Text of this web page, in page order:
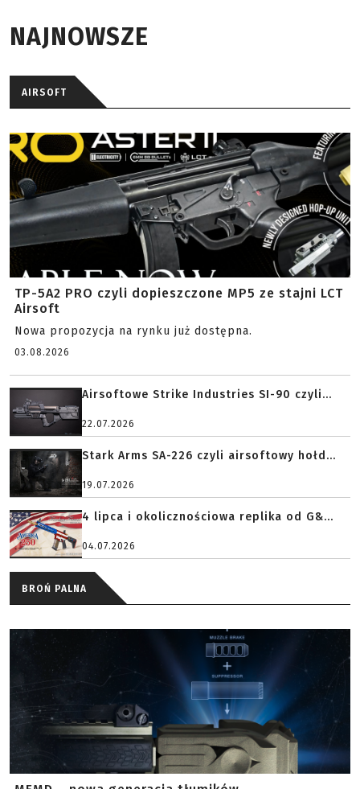
NAJNOWSZE
AIRSOFT
TP-5A2 PRO czyli dopieszczone MP5 ze stajni LCT
Airsoft
Nowa propozycja na rynku już dostępna.
03.08.2026
Airsoftowe Strike Industries SI-90 czyli...
22.07.2026
Stark Arms SA-226 czyli airsoftowy hołd...
19.07.2026
4 lipca i okolicznościowa replika od G&...
04.07.2026
BROŃ PALNA